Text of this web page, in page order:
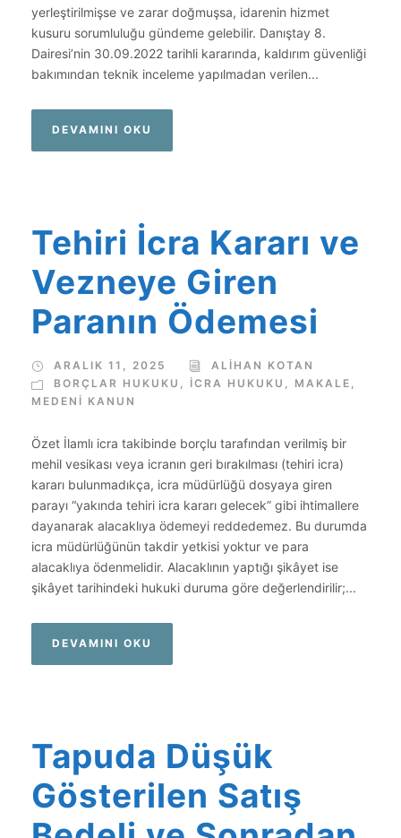
yerleştirilmişse ve zarar doğmuşsa, idarenin hizmet
kusuru sorumluluğu gündeme gelebilir. Danıştay 8.
Dairesi’nin 30.09.2022 tarihli kararında, kaldırım güvenliği
bakımından teknik inceleme yapılmadan verilen...
DEVAMINI OKU
Tehiri İcra Kararı ve
Vezneye Giren
Paranın Ödemesi
ARALIK 11, 2025
ALIHAN KOTAN
BORÇLAR HUKUKU , İCRA HUKUKU , MAKALE ,
MEDENİ KANUN
Özet İlamlı icra takibinde borçlu tarafından verilmiş bir
mehil vesikası veya icranın geri bırakılması (tehiri icra)
kararı bulunmadıkça, icra müdürlüğü dosyaya giren
parayı “yakında tehiri icra kararı gelecek” gibi ihtimallere
dayanarak alacaklıya ödemeyi reddedemez. Bu durumda
icra müdürlüğünün takdir yetkisi yoktur ve para
alacaklıya ödenmelidir. Alacaklının yaptığı şikâyet ise
şikâyet tarihindeki hukuki duruma göre değerlendirilir;...
DEVAMINI OKU
Tapuda Düşük
Gösterilen Satış